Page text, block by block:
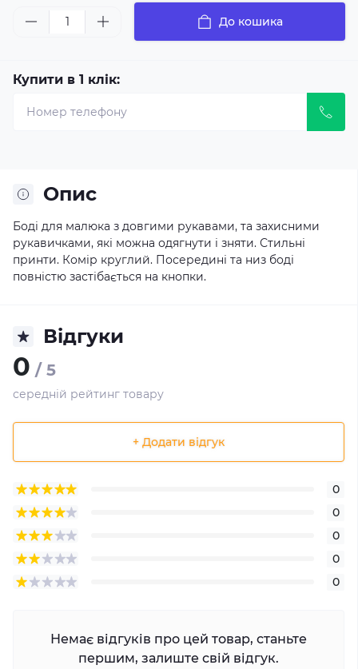
До кошика
Купити в 1 клік:
Опис
Боді для малюка з довгими рукавами, та захисними
рукавичками, які можна одягнути і зняти. Стильні
принти. Комір круглий. Посередині та низ боді
повністю застібається на кнопки.
Відгуки
0 / 5
середній рейтинг товару
+ Додати відгук
0
0
0
0
0
Немає відгуків про цей товар, станьте
першим, залиште свій відгук.